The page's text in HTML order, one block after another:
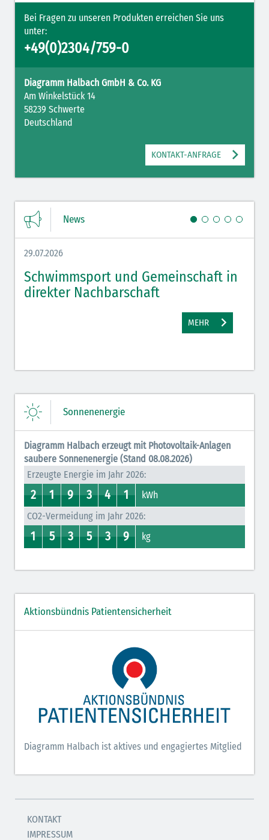
Bei Fragen zu unseren Produkten erreichen Sie uns
unter:
+49(0)2304/759-0
Diagramm Halbach GmbH & Co. KG
Am Winkelstück 14
58239 Schwerte
Deutschland
KONTAKT-ANFRAGE
News
29.07.2026
Schwimmsport und Gemeinschaft in
direkter Nachbarschaft
MEHR
Sonnenenergie
Diagramm Halbach erzeugt mit Photovoltaik-Anlagen
saubere Sonnenenergie (Stand 08.08.2026)
Erzeugte Energie im Jahr 2026:
1
2
2 0
1
1 8
9
9 7
3
3 0
4
4 0
1
1
kWh
CO2-Vermeidung im Jahr 2026:
0
1
1 4
5
5 2
3
3 0
5
5 0
3
3 0
9
9 kg
Aktionsbündnis Patientensicherheit
Diagramm Halbach ist aktives und engagiertes Mitglied
KONTAKT
IMPRESSUM